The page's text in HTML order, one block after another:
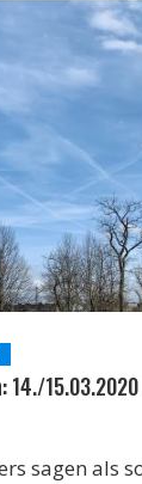
14./15.03.2020
sagen als